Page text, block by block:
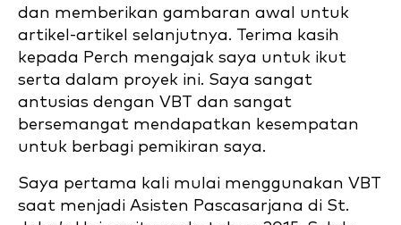
dan memberikan gambaran awal untuk
artikel-artikel selanjutnya. Terima kasih
kepada Perch mengajak saya untuk ikut
serta dalam proyek ini. Saya sangat
antusias dengan VBT dan sangat
bersemangat mendapatkan kesempatan
untuk berbagi pemikiran saya.
Saya pertama kali mulai menggunakan VBT
saat menjadi Asisten Pascasarjana di St.